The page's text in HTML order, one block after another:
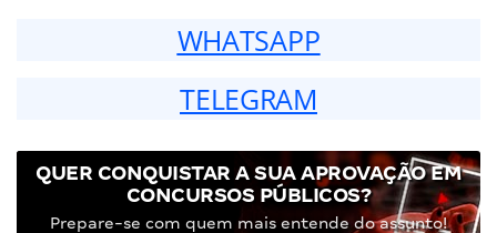
WHATSAPP
TELEGRAM
QUER CONQUISTAR A SUA APROVAÇÃO EM
CONCURSOS PÚBLICOS?
Prepare-se com quem mais entende do assunto!